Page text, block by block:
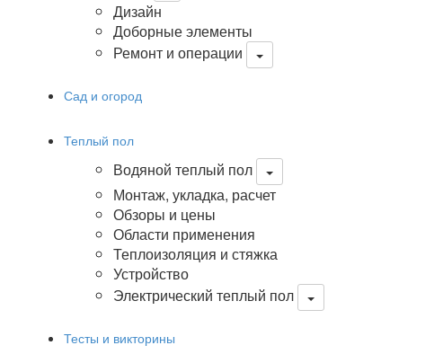
Дизайн
Доборные элементы
Ремонт и операции
Сад и огород
Теплый пол
Водяной теплый пол
Монтаж, укладка, расчет
Обзоры и цены
Области применения
Теплоизоляция и стяжка
Устройство
Электрический теплый пол
Тесты и викторины